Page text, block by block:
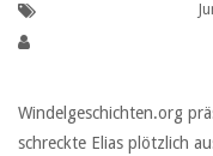
Windelgeschichten.org
schreckte Elias plötzlich